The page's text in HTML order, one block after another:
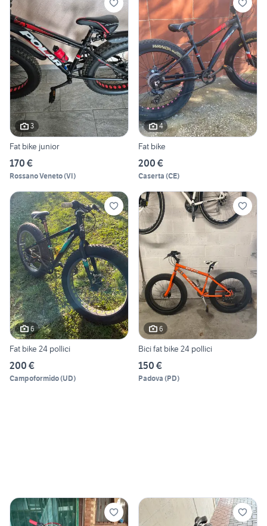
3
Fat bike junior
170 €
Rossano Veneto(VI)
4
Fat bike
200 €
Caserta (CE)
6
Fat bike 24 pollici
200 €
Campoformido(UD)
6
Bici fat bike 24 pollici
150 €
Padova (PD)